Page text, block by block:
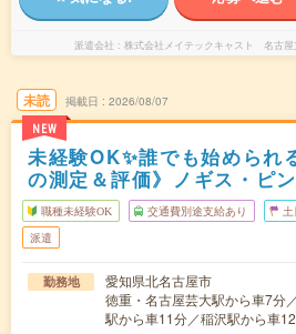
派遣会社 株式会社メイテックキャスト 名古
未読
NEW
掲載日 2026/08/07
未経験OK✨誰でも始められ
の測定＆評価》ノギス・ピ
職種未経験OK 交通費別途支給あり
派遣
勤務地
愛知県北名古屋市
徳重・名古屋芸大駅から車7分
駅から車11分／稲沢駅から車